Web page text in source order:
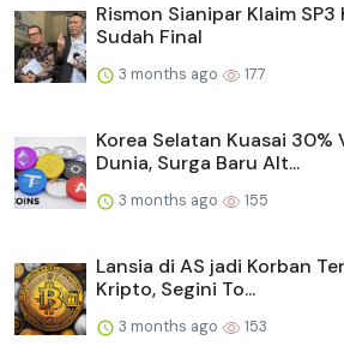
Rismon Sianipar Klaim
Sudah Final
3 months ago 177
Korea Selatan Kuasai 30%
Dunia, Surga Baru Alt...
3 months ago 155
Lansia di AS jadi Korban
Kripto, Segini To...
3 months ago 153